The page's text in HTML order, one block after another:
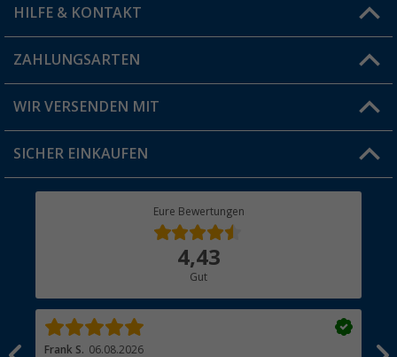
Vorteilskarte
Blog
Jobs & Karriere
HILFE & KONTAKT
FAQ & Kontakt
Versandinformationen
Rücksendung
ZAHLUNGSARTEN
WIR VERSENDEN MIT
SICHER EINKAUFEN
Eure Bewertungen
4,43
Gut
Frank S. 06.08.2026